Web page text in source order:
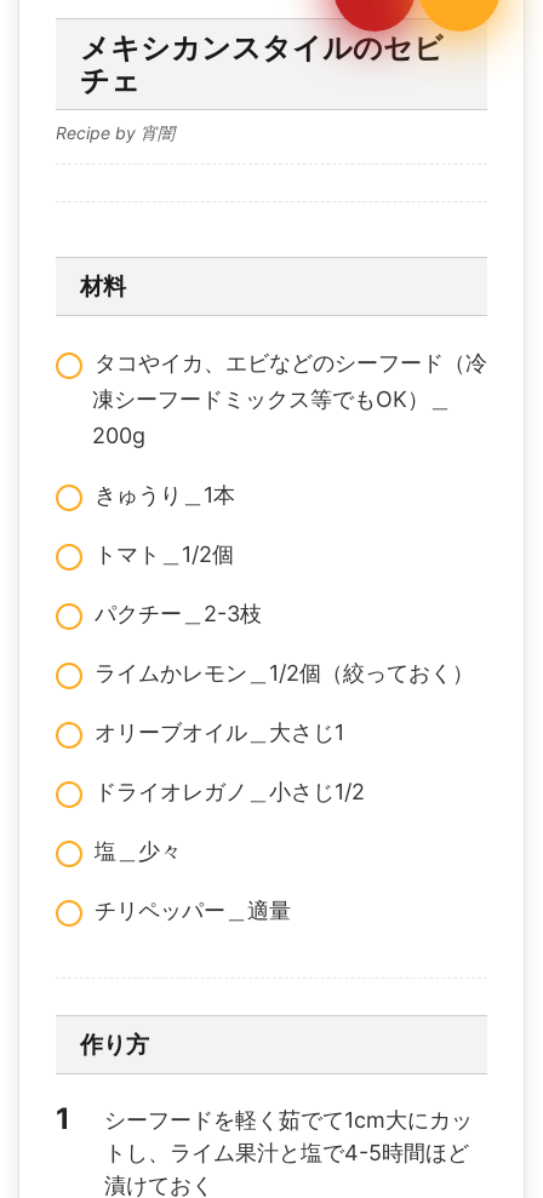
メキシカンスタイルのセビ
チェ
Recipe by 宵闇
材料
タコやイカ、エビなどのシーフード（冷
凍シーフードミックス等でもOK）＿
200g
きゅうり＿1本
トマト＿1/2個
パクチー＿2-3枝
ライムかレモン＿1/2個（絞っておく）
オリーブオイル＿大さじ1
ドライオレガノ＿小さじ1/2
塩＿少々
チリペッパー＿適量
作り方
シーフードを軽く茹でて1cm大にカッ
トし、ライム果汁と塩で4-5時間ほど
漬けておく